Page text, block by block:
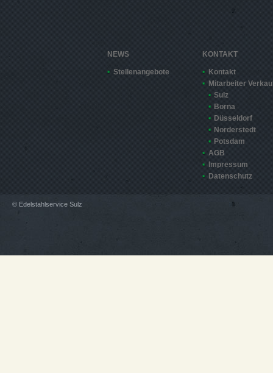
NEWS
Stellenangebote
KONTAKT
Kontakt
Mitarbeiter
Sulz
Borna
Düsseldorf
Norderstedt
Potsdam
AGB
Impressum
Datenschutz
© Edelstahlservice Sulz